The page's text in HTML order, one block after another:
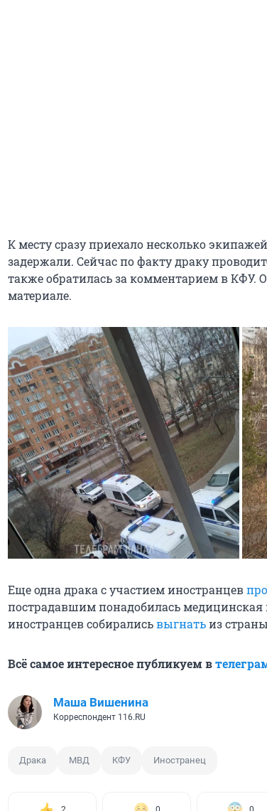
К месту сразу приехало несколько
задержали. Сейчас по факту драку
также обратилась за комментарием в КФУ.
материале.
Еще одна драка с участием иностранцев
пострадавшим понадобилась
иностранцев собиралисьвыгнатьиз
Всё самое интересное публикуем в
Маша Вишенина
Корреспондент 116.RU
Драка МВД КФУ Иностранец